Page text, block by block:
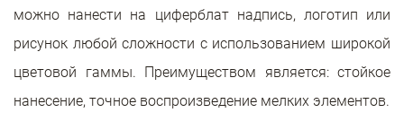
можно нанести на циферблат надпись, логотип или
рисунок любой сложности с использованием широкой
цветовой гаммы. Преимуществом является: стойкое
нанесение, точное воспроизведение мелких элементов.